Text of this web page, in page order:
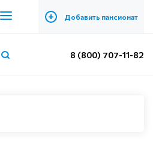
+ Добавить пансионат
8 (800) 707-11-82